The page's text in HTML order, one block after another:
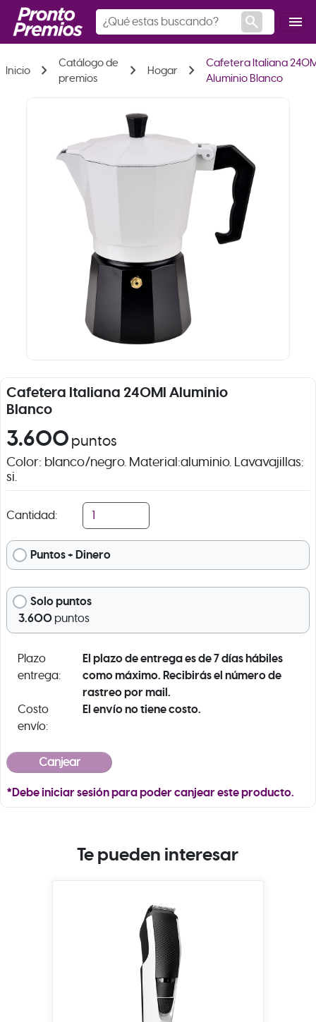
search menu
Inicio chevron_right
Catálogo de
premios
chevron_right Hogar chevron_right
Cafetera Italiana
Aluminio Blanco
Cafetera Italiana 240Ml Aluminio
Blanco
3.600 puntos
Color: blanco/negro. Material:aluminio. Lavavajillas:
si.
Cantidad:
Puntos + Dinero
Solo puntos
3.600 puntos
Plazo
entrega:
El plazo de entrega es de 7 días hábiles
como máximo. Recibirás el número de
rastreo por mail.
Costo
envío:
El envío no tiene costo.
*Debe iniciar sesión para poder canjear este producto.
Te pueden interesar